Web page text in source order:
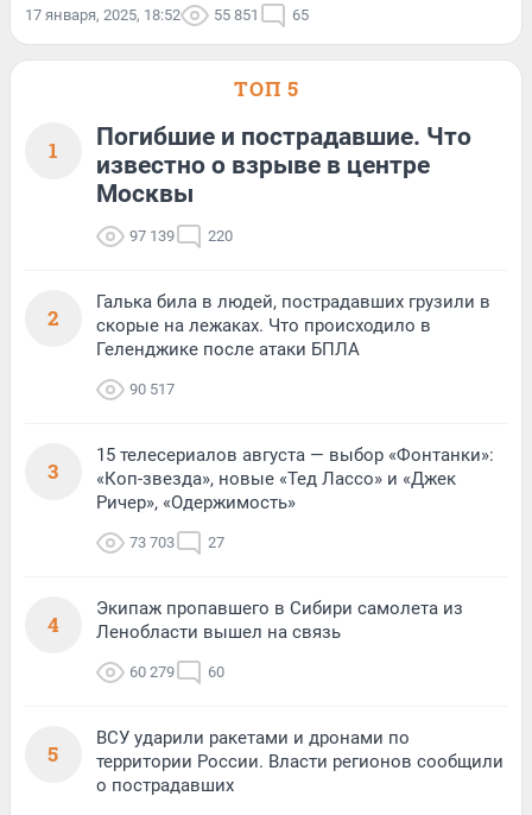
17 января, 2025, 18:52 55 851 65
ТОП 5
1
Погибшие и пострадавшие. Что
известно о взрыве в центре
Москвы
97 139 220
2
Галька била в людей, пострадавших грузили в
скорые на лежаках. Что происходило в
Геленджике после атаки БПЛА
90 517
3
15 телесериалов августа — выбор «Фонтанки»:
«Коп-звезда», новые «Тед Лассо» и «Джек
Ричер», «Одержимость»
73 703 27
4
Экипаж пропавшего в Сибири самолета из
Ленобласти вышел на связь
60 279 60
5
ВСУ ударили ракетами и дронами по
территории России. Власти регионов сообщили
о пострадавших